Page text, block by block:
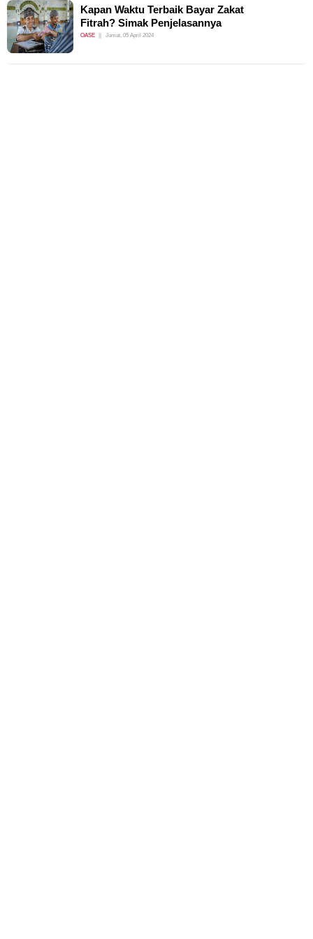
Kapan Waktu Terbaik Bayar Zakat
Fitrah? Simak Penjelasannya
OASE Jumat, 05 April 2024